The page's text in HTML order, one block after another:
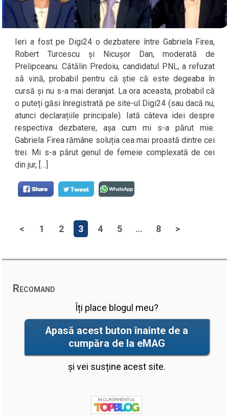
Ieri a fost pe Digi24 o dezbatere între Gabriela Firea,
Robert Turcescu și Nicușor Dan, moderată de
Prelipceanu. Cătălin Predoiu, candidatul PNL, a refuzat
să vină, probabil pentru că știe că este degeaba în
cursă și nu s-a mai deranjat. La ora aceasta, probabil că
o puteți găsi înregistrată pe site-ul Digi24 (sau dacă nu,
atunci declarațiile principale). Iată câteva idei despre
respectiva dezbatere, așa cum mi s-a părut mie.
Gabriela Firea rămâne soluția cea mai proastă dintre cei
trei. Mi s-a părut genul de femeie complexată de cei
din jur, […]
< 1 2 3 4 5 … 8 >
Recomand
Îți place blogul meu?
Apasă acest buton înainte de a
cumpăra de la eMAG
și vei susține acest site.